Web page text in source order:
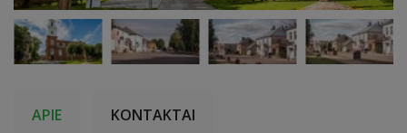
APIE KONTAKTAI